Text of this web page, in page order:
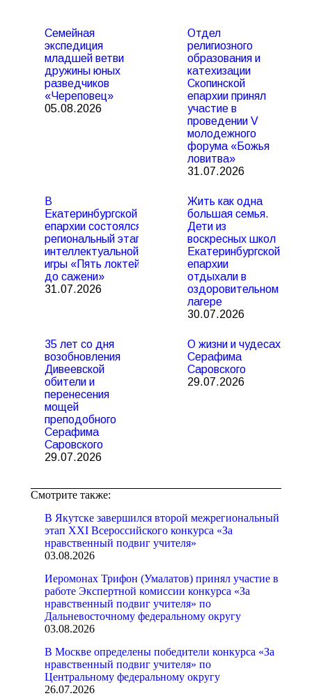
Семейная
экспедиция
младшей ветви
дружины юных
разведчиков
«Череповец»
05.08.2026
Отдел
религиозного
образования и
катехизации
Скопинской
епархии принял
участие в
проведении V
молодежного
форума «Божья
ловитва»
31.07.2026
В
Екатеринбургской
епархии состоялся
региональный этап
интеллектуальной
игры «Пять локтей
до сажени»
31.07.2026
Жить как одна
большая семья.
Дети из
воскресных школ
Екатеринбургской
епархии
отдыхали в
оздоровительном
лагере
30.07.2026
35 лет со дня
возобновления
Дивеевской
обители и
перенесения
мощей
преподобного
Серафима
Саровского
29.07.2026
О жизни и чудесах
Серафима
Саровского
29.07.2026
Смотрите также:
В Якутске завершился второй межрегиональный
этап XXI Всероссийского конкурса «За
нравственный подвиг учителя»
03.08.2026
Иеромонах Трифон (Умалатов) принял участие в
работе Экспертной комиссии конкурса «За
нравственный подвиг учителя» по
Дальневосточному федеральному округу
03.08.2026
В Москве определены победители конкурса «За
нравственный подвиг учителя» по
Центральному федеральному округу
26.07.2026